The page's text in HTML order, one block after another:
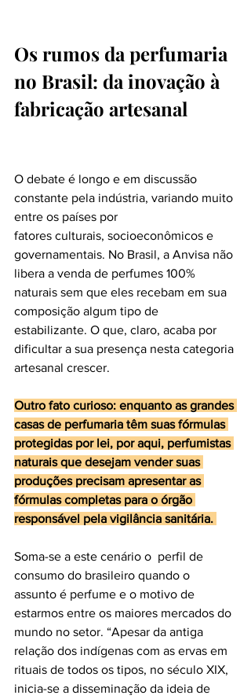
Os rumos da perfumaria
no Brasil: da inovação à
fabricação artesanal
O debate é longo e em discussão
constante pela indústria, variando muito
entre os países por
fatores culturais, socioeconômicos e
governamentais. No Brasil, a Anvisa não
libera a venda de perfumes 100%
naturais sem que eles recebam em sua
composição algum tipo de
estabilizante. O que, claro, acaba por
dificultar a sua presença nesta categoria
artesanal crescer.
Outro fato curioso: enquanto as grandes
casas de perfumaria têm suas fórmulas
protegidas por lei, por aqui, perfumistas
naturais que desejam vender suas
produções precisam apresentar as
fórmulas completas para o órgão
responsável pela vigilância sanitária.
Soma-se a este cenário o  perfil de
consumo do brasileiro quando o
assunto é perfume e o motivo de
estarmos entre os maiores mercados do
mundo no setor. “Apesar da antiga
relação dos indígenas com as ervas em
rituais de todos os tipos, no século XIX,
inicia-se a disseminação da ideia de